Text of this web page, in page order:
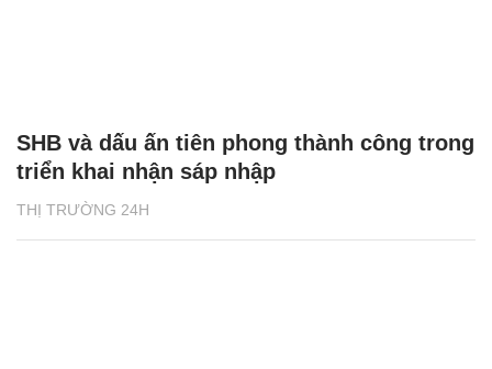
THỊ TRƯỜNG 24H
SHB và dấu ấn tiên phong thành công trong
triển khai nhận sáp nhập